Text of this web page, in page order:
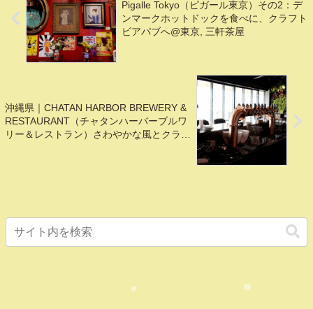
Pigalle Tokyo（ピガール東京）その2：デ
ンマークホットドックを食べに、クラフト
ビアパブへ@東京, 三軒茶屋
沖縄県｜CHATAN HARBOR BREWERY &
RESTAURANT（チャタンハーバーブルワ
リー＆レストラン）さわやかな風とクラフ